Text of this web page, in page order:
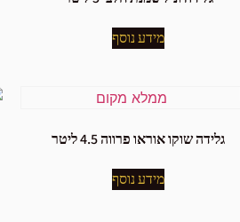
מידע נוסף
גלידה שוקו אוראו פרווה 4.5 ליטר
מידע נוסף